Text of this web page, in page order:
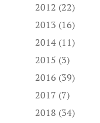
2012 (22)
2013 (16)
2014(11)
2015 (3)
2016 (39)
2017 (7)
2018 (34)